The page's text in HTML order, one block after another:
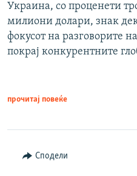
Украина, со проценети
милиони долари, знак
фокусот на разговорите
покрај конкурентните
прочитај повеќе
Сподели